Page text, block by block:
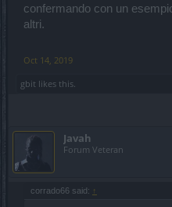
confermando con un
altri.
Oct 14, 2019
gbit likes this.
Javah
Forum Veteran
corrado66 said: ↑